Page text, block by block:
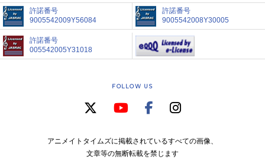
許諾番号
9005542009Y56084
許諾番号
9005542008Y30005
許諾番号
005542005Y31018
FOLLOW US
アニメイトタイムズに掲載されているすべての画像、
文章等の無断転載を禁じます